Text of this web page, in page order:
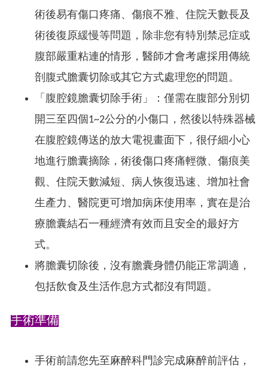
術後易有傷口疼痛、傷痕不雅、住院天數長及
術後復原緩慢等問題，除非您有特別禁忌症或
腹部嚴重粘連的情形，醫師才會考慮採用傳統
剖腹式膽囊切除或其它方式處理您的問題。
「腹腔鏡膽囊切除手術」：僅需在腹部分別切
開三至四個1~2公分的小傷口，然後以特殊器械
在腹腔鏡傳送的放大電視畫面下，很仔細小心
地進行膽囊摘除，術後傷口疼痛輕微、傷痕美
觀、住院天數減短、病人恢復迅速、增加社會
生產力、醫院更可增加病床使用率，實在是治
療膽囊結石一種經濟有效而且安全的最好方
式。
將膽囊切除後，沒有膽囊身體仍能正常調適，
包括飲食及生活作息方式都沒有問題。
手術準備
手術前請您先至麻醉科門診完成麻醉前評估，